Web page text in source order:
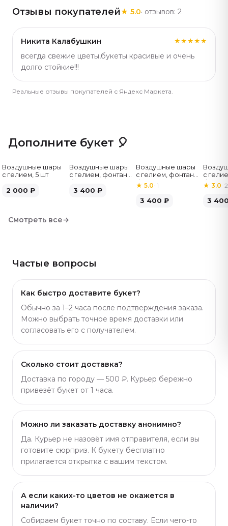
отличаться от заявленного на фото.
Отзывы покупателей★ 5.0· отзывов: 2
Никита Калабушкин ★★★★★
всегда свежие цветы,букеты красивые и очень
долго стойкие!!!
Реальные отзывы покупателей с Яндекс Маркета.
Дополните букет 🎈
Воздушные шары
с гелием, 5 шт
2 000 ₽
Воздушные шары
с гелием, фонтан,
шт
3 400 ₽
Воздушные шары
с гелием, фонтан,
бело-розовые, 7
шт
★5.0·1
3 400 ₽
с
бело-
★ 3.0· 2
3
Смотреть все→
Частые вопросы
Как быстро доставите букет?
Обычно за 1–2 часа после подтверждения заказа.
Можно выбрать точное время доставки или
согласовать его с получателем.
Сколько стоит доставка?
Доставка по городу — 500 ₽. Курьер бережно
привезёт букет от 1 часа.
Можно ли заказать доставку анонимно?
Да. Курьер не назовёт имя отправителя, если вы
готовите сюрприз. К букету бесплатно
прилагается открытка с вашим текстом.
А если каких-то цветов не окажется в
наличии?
Собираем букет точно по составу. Если чего-то